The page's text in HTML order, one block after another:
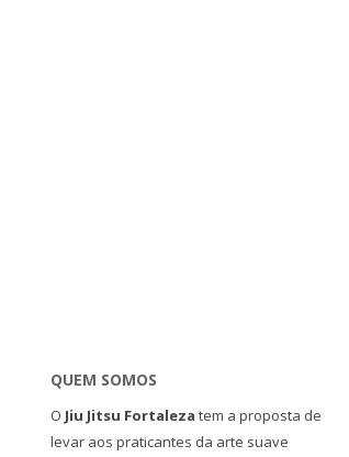
QUEM SOMOS
O Jiu Jitsu Fortaleza tem a proposta de
levar aos praticantes da arte suave